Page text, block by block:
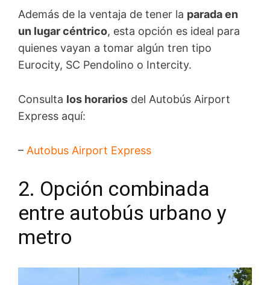
Además de la ventaja de tener la parada en
un lugar céntrico, esta opción es ideal para
quienes vayan a tomar algún tren tipo
Eurocity, SC Pendolino o Intercity.
Consulta los horarios del Autobús Airport
Express aquí:
– Autobus Airport Express
2. Opción combinada
entre autobús urbano y
metro